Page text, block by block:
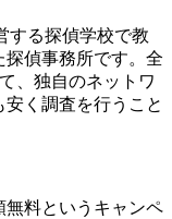
する探偵学校で教
偵事務所です。全
、独自のネットワ
く調査を行うこと
無料というキャンペ